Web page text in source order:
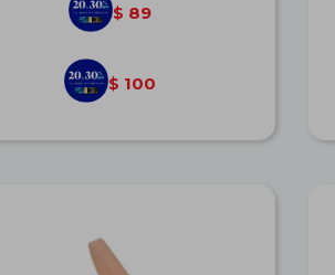
$ 89
$ 100